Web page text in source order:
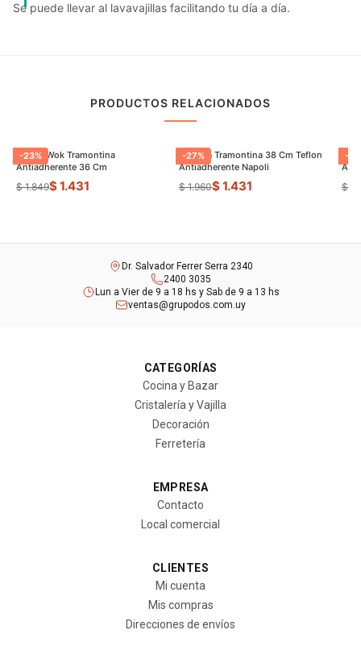
Se puede llevar al lavavajillas facilitando tu día a día.
PRODUCTOS RELACIONADOS
-23%
Sarten Wok Tramontina
Antiadherente 36 Cm
$ 1.849$ 1.431
-27%
Paellera Tramontina 38 Cm Teflon
Antiadherente Napoli
$ 1.960$ 1.431
-
$
Dr. Salvador Ferrer Serra 2340
2400 3035
Lun a Vier de 9 a 18 hs y Sab de 9 a 13 hs
ventas@grupodos.com.uy
CATEGORÍAS
Cocina y Bazar
Cristalería y Vajilla
Decoración
Ferretería
EMPRESA
Contacto
Local comercial
CLIENTES
Mi cuenta
Mis compras
Direcciones de envíos